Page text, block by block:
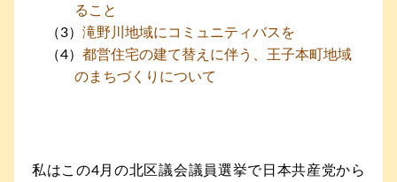
ること
滝野川地域にコミュニティバスを
都営住宅の建て替えに伴う、王子本町地域
のまちづくりについて
私はこの4月の北区議会議員選挙で日本共産党から